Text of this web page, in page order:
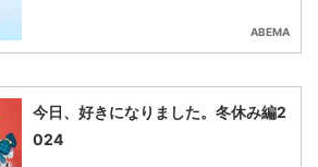
ABEMA
今日、好きになりました。冬休み編2
024